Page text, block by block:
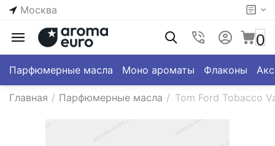
Москва
0
Парфюмерные масла Моно ароматы Флаконы
Главная / Парфюмерные масла / Tom Ford Tobacco